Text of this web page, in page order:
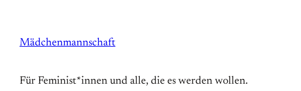
springen
Mädchenmannschaft
Für Feminist*innen und alle, die es werden wollen.